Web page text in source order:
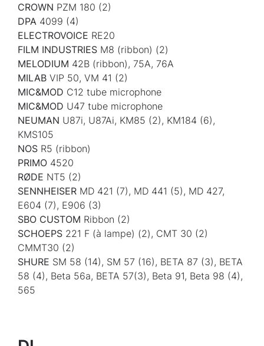
CROWN PZM 180 (2)
DPA 4099 (4)
ELECTROVOICE RE20
FILM INDUSTRIES M8 (ribbon) (2)
MELODIUM 42B (ribbon), 75A, 76A
MILAB VIP 50, VM 41 (2)
MIC&MOD C12 tube microphone
MIC&MOD U47 tube microphone
NEUMAN U87i, U87Ai, KM85 (2), KM184 (6),
KMS105
NOS R5 (ribbon)
PRIMO 4520
RØDE NT5 (2)
SENNHEISER MD 421 (7), MD 441 (5), MD 427,
E604 (7), E906 (3)
SBO CUSTOM Ribbon (2)
SCHOEPS 221 F (à lampe) (2), CMT 30 (2)
CMMT30 (2)
SHURE SM 58 (14), SM 57 (16), BETA 87 (3), BETA
58 (4), Beta 56a, BETA 57(3), Beta 91, Beta 98 (4),
565